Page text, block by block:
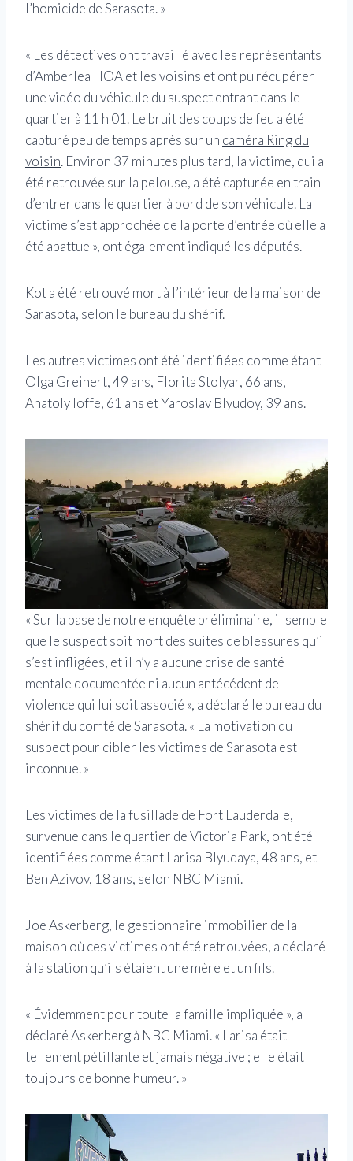
l’homicide de Sarasota. »
« Les détectives ont travaillé avec les représentants
d’Amberlea HOA et les voisins et ont pu récupérer
une vidéo du véhicule du suspect entrant dans le
quartier à 11 h 01. Le bruit des coups de feu a été
capturé peu de temps après sur un caméra Ring du
voisin. Environ 37 minutes plus tard, la victime, qui a
été retrouvée sur la pelouse, a été capturée en train
d’entrer dans le quartier à bord de son véhicule. La
victime s’est approchée de la porte d’entrée où elle a
été abattue », ont également indiqué les députés.
Kot a été retrouvé mort à l’intérieur de la maison de
Sarasota, selon le bureau du shérif.
Les autres victimes ont été identifiées comme étant
Olga Greinert, 49 ans, Florita Stolyar, 66 ans,
Anatoly Ioffe, 61 ans et Yaroslav Blyudoy, ​​39 ans.
« Sur la base de notre enquête préliminaire, il semble
que le suspect soit mort des suites de blessures qu’il
s’est infligées, et il n’y a aucune crise de santé
mentale documentée ni aucun antécédent de
violence qui lui soit associé », a déclaré le bureau du
shérif du comté de Sarasota. « La motivation du
suspect pour cibler les victimes de Sarasota est
inconnue. »
Les victimes de la fusillade de Fort Lauderdale,
survenue dans le quartier de Victoria Park, ont été
identifiées comme étant Larisa Blyudaya, 48 ans, et
Ben Azivov, 18 ans, selon NBC Miami.
Joe Askerberg, le gestionnaire immobilier de la
maison où ces victimes ont été retrouvées, a déclaré
à la station qu’ils étaient une mère et un fils.
« Évidemment pour toute la famille impliquée », a
déclaré Askerberg à NBC Miami. « Larisa était
tellement pétillante et jamais négative ; elle était
toujours de bonne humeur. »